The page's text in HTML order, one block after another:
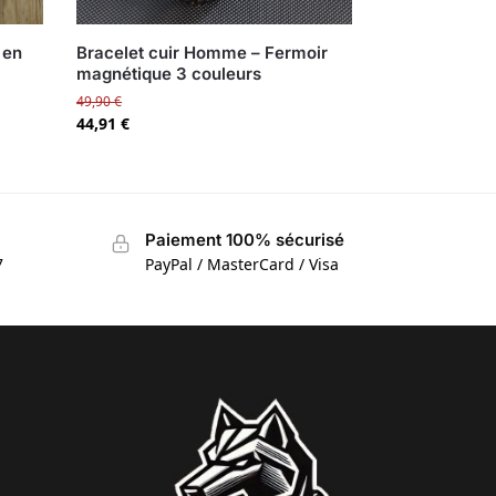
Bracelet cuir Homme – Fermoir
magnétique 3 couleurs
49,90€
44,91€
Paiement 100% sécurisé
PayPal / MasterCard / Visa